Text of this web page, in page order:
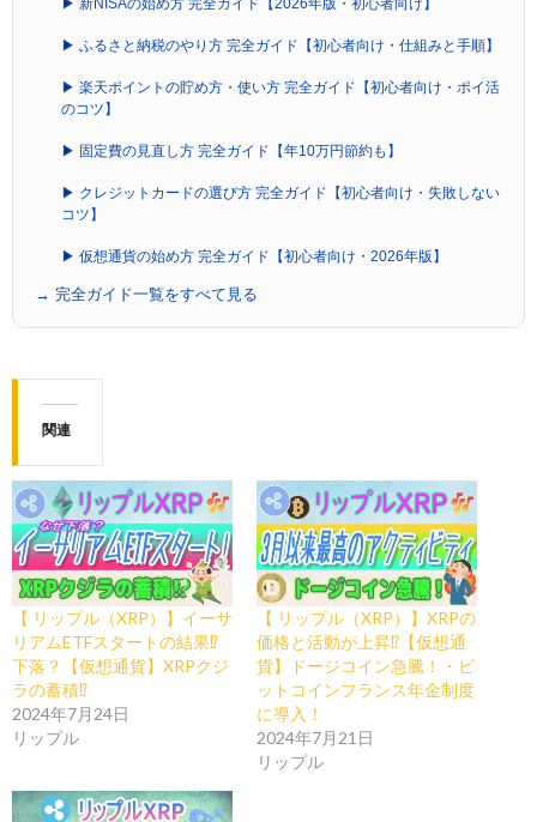
▶ ふるさと納税のやり方 完全ガイド【初心者向け・仕組みと手順】
▶ 楽天ポイントの貯め方・使い方 完全ガイド【初心者向け・ポイ活
のコツ】
▶ 固定費の見直し方 完全ガイド【年10万円節約も】
▶ クレジットカードの選び方 完全ガイド【初心者向け・失敗しない
コツ】
▶ 仮想通貨の始め方 完全ガイド【初心者向け・2026年版】
→ 完全ガイド一覧をすべて見る
関連
【 リップル（XRP）】イーサ
リアムETFスタートの結果⁉
下落？【仮想通貨】XRPクジ
ラの蓄積⁉
2024年7月24日
リップル
【 リップル（XRP）】XRPの
価格と活動が上昇⁉【仮想通
貨】ドージコイン急騰！・ビ
ットコインフランス年金制度
に導入！
2024年7月21日
リップル